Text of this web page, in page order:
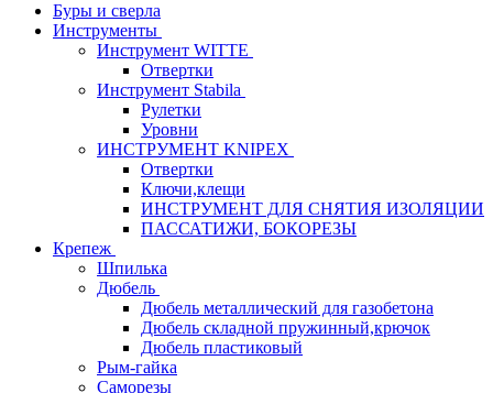
Буры и сверла
Инструменты
Инструмент WITTE
Отвертки
Инструмент Stabila
Рулетки
Уровни
ИНСТРУМЕНТ KNIPEX
Отвертки
Ключи,клещи
ИНСТРУМЕНТ ДЛЯ СНЯТИЯ ИЗОЛЯЦИИ
ПАССАТИЖИ, БОКОРЕЗЫ
Крепеж
Шпилька
Дюбель
Дюбель металлический для газобетона
Дюбель складной пружинный,крючок
Дюбель пластиковый
Рым-гайка
Саморезы